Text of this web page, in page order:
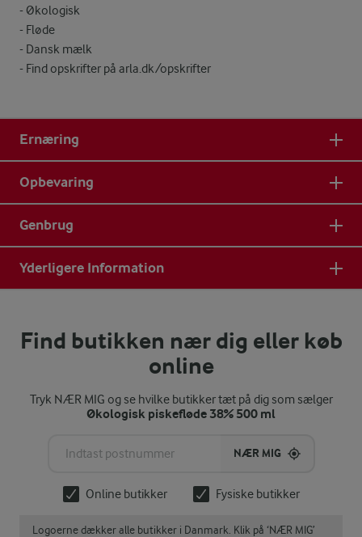
- Økologisk
- Fløde
- Dansk mælk
- Find opskrifter på arla.dk/opskrifter
Ernæring
Opbevaring
Genbrug
Yderligere Information
Find butikken nær dig eller køb
online
Tryk NÆR MIG og se hvilke butikker tæt på dig som sælger
Økologisk piskefløde 38% 500 ml
NÆR MIG
Online butikker Fysiske butikker
Logoerne dækker alle butikker i Danmark. Klik på ‘NÆR MIG’